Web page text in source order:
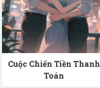
Cuộc Chiến Tiền Thanh
Toán